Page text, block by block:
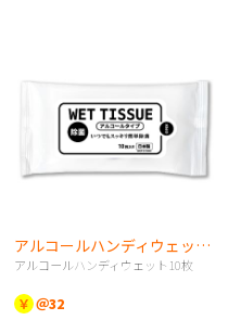
アルコールハンディウェット10枚
アルコールハンディウェット10枚
￥ ＠32